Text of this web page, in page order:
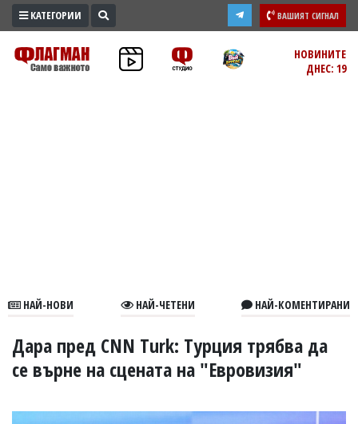
ПРОМО
ЗОНА
УКРАЙНА
РАЗСЛЕДВАНЕ
КАТЕГОРИИ ВАШИЯТ СИГНАЛ
НОВИНИТЕ
ДНЕС: 19
НАЙ-НОВИ НАЙ-ЧЕТЕНИ НАЙ-КОМЕНТИРАНИ
Дара пред CNN Turk: Турция трябва да
се върне на сцената на "Евровизия"